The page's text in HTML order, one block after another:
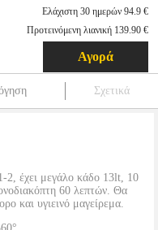
Ελάχιστη 30 ημερών 94.9 €
Προτεινόμενη λιανική 139.90 €
Αγορά
Σχετικά
2, έχει μεγάλο κάδο 13lt, 10
60 λεπτών. Θα
και υγιεινό μαγείρεμα.